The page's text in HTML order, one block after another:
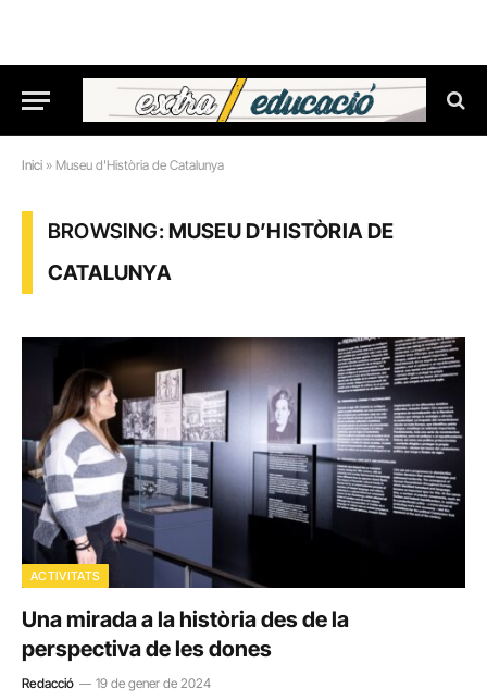
Inici » Museu d'Història de Catalunya
BROWSING:MUSEU D’HISTÒRIA DE
CATALUNYA
ACTIVITATS
Una mirada a la història des de la
perspectiva de les dones
Redacció 19 de gener de 2024